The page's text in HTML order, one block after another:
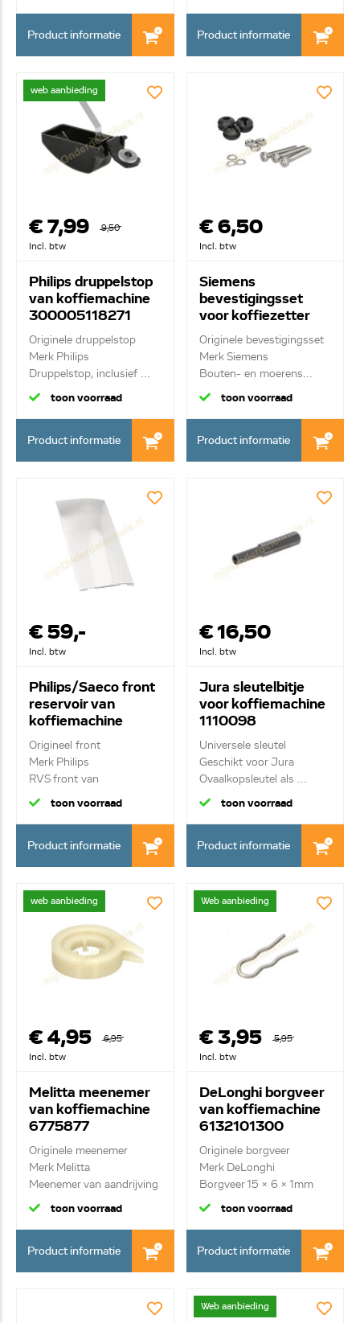
Product informatie Product informatie
web aanbieding
€ 7,99
9,50
Incl. btw
Philips druppelstop
van koffiemachine
300005118271
CP0396/01
Originele druppelstop
Merk Philips
Druppelstop, inclusief ...
toon voorraad
Product informatie
€ 6,50
Incl. btw
Siemens
bevestigingsset
voor koffiezetter
00614623
Originele bevestigingsset
Merk Siemens
Bouten- en moerens...
toon voorraad
Product informatie
€ 59,-
Incl. btw
Philips/Saeco front
reservoir van
koffiemachine
421941249752
Origineel front
Merk Philips
RVS front van
waterreservoir
toon voorraad
Product informatie
€ 16,50
Incl. btw
Jura sleutelbitje
voor koffiemachine
1110098
Universele sleutel
Geschikt voor Jura
Ovaalkopsleutel als ...
toon voorraad
Product informatie
web aanbieding
€ 4,95
6,95
Incl. btw
Melitta meenemer
van koffiemachine
6775877
Originele meenemer
Merk Melitta
Meenemer van aandrijving
-...
toon voorraad
Product informatie
Web aanbieding
€ 3,95
5,95
Incl. btw
DeLonghi borgveer
van koffiemachine
6132101300
Originele borgveer
Merk DeLonghi
Borgveer 15 x 6 x 1mm
toon voorraad
Product informatie
Web aanbieding